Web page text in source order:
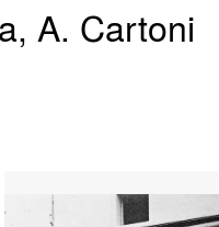
A. Cartoni